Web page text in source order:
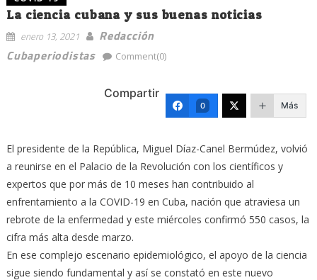
La ciencia cubana y sus buenas noticias
enero 13, 2021
Redacción
Cubaperiodistas
Comment(0)
Compartir
0 Más
El presidente de la República, Miguel Díaz-Canel Bermúdez, volvió
a reunirse en el Palacio de la Revolución con los científicos y
expertos que por más de 10 meses han contribuido al
enfrentamiento a la COVID-19 en Cuba, nación que atraviesa un
rebrote de la enfermedad y este miércoles confirmó 550 casos, la
cifra más alta desde marzo.
En ese complejo escenario epidemiológico, el apoyo de la ciencia
sigue siendo fundamental y así se constató en este nuevo